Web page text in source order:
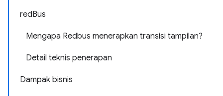
redBus
Mengapa Redbus menerapkan transisi tampilan?
Detail teknis penerapan
Dampak bisnis